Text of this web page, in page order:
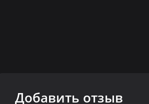
Добавить отзыв